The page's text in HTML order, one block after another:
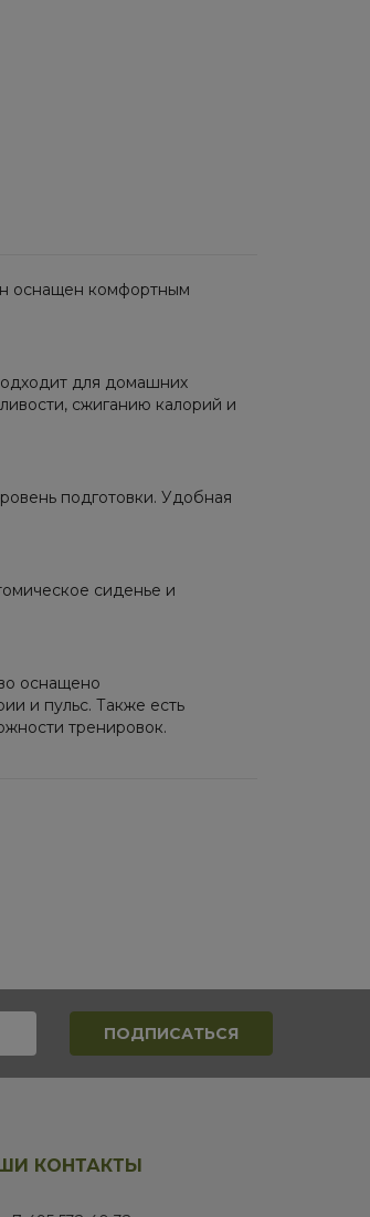
оснащен комфортным
для домашних
сжиганию калорий и
подготовки. Удобная
сиденье и
оснащено
и пульс. Также есть
тренировок.
КОНТАКТЫ